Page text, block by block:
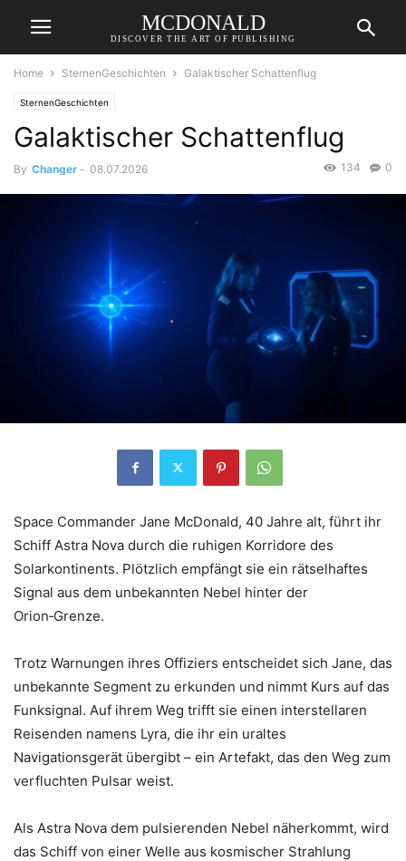
MCDONALD
DISCOVER THE ART OF PUBLISHING
Home SternenGeschichten Galaktischer Schattenflug
SternenGeschichten
Galaktischer Schattenflug
By Changer - 08.07.2026 0
134
Space Commander Jane McDonald, 40 Jahre alt, führt ihr
Schiff Astra Nova durch die ruhigen Korridore des
Solarkontinents. Plötzlich empfängt sie ein rätselhaftes
Signal aus dem unbekannten Nebel hinter der
Orion‑Grenze.
Trotz Warnungen ihres Offiziers entscheidet sich Jane, das
unbekannte Segment zu erkunden und nimmt Kurs auf das
Funksignal. Auf ihrem Weg trifft sie einen interstellaren
Reisenden namens Lyra, die ihr ein uraltes
Navigationsgerät übergibt – ein Artefakt, das den Weg zum
verfluchten Pulsar weist.
Als Astra Nova dem pulsierenden Nebel näherkommt, wird
das Schiff von einer Welle aus kosmischer Strahlung